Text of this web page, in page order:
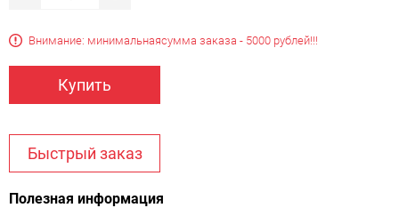
Внимание: минимальнаясумма заказа - 5000 рублей!!!
Купить
Быстрый заказ
Полезная информация